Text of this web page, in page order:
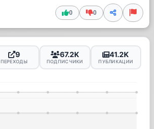
0 0
9
ПЕРЕХОДЫ
67.2K
ПОДПИСЧИКИ
41.2K
ПУБЛИКАЦИИ